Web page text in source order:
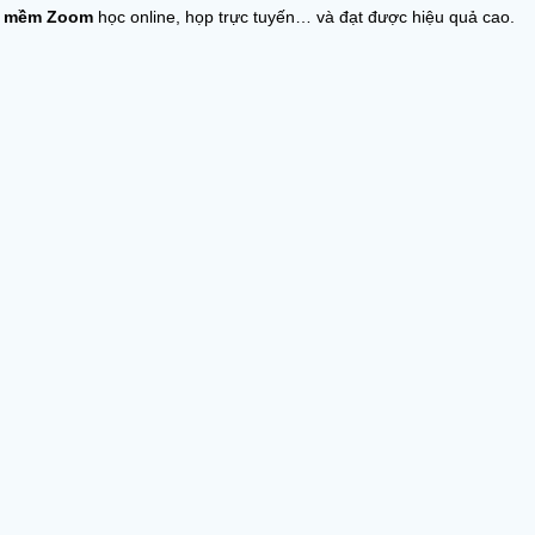
Zoom học online, họp trực tuyến… và đạt được hiệu quả cao.